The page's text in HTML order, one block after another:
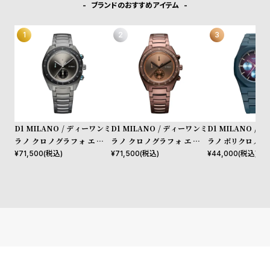
ン
い
計
保
印
サ
ブランドのおすすめアイテム
D1 MILANO / ディーワンミ
ラノ クロノグラフォ エッセ
ンシャル ブラック
¥71,500(税込)
D1 MILANO / ディーワンミ
ラノ クロノグラフォ エッセ
ンシャル ブラウン
¥71,500(税込)
D1 MILANO / デ
ラノ ポリクロノ -
クトラム
¥44,000(税込)